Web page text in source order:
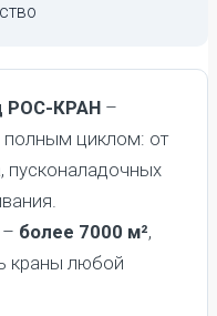
РОС-КРАН –
полным циклом: от
пусконаладочных
более 7000 м²,
краны любой